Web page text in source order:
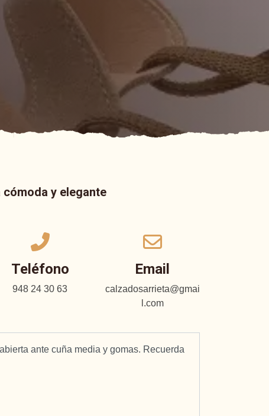
y elegante
Teléfono
948 24 30 63
Email
calzadosarrieta@gmai
l.com